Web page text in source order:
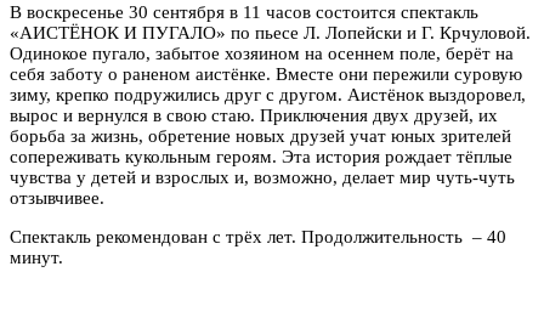
В воскресенье 30 сентября в 11 часов состоится спектакль
«АИСТЁНОК И ПУГАЛО» по пьесе Л. Лопейски и Г. Крчуловой.
Одинокое пугало, забытое хозяином на осеннем поле, берёт на
себя заботу о раненом аистёнке. Вместе они пережили суровую
зиму, крепко подружились друг с другом. Аистёнок выздоровел,
вырос и вернулся в свою стаю. Приключения двух друзей, их
борьба за жизнь, обретение новых друзей учат юных зрителей
сопереживать кукольным героям. Эта история рождает тёплые
чувства у детей и взрослых и, возможно, делает мир чуть-чуть
отзывчивее.
Спектакль рекомендован с трёх лет. Продолжительность – 40
минут.